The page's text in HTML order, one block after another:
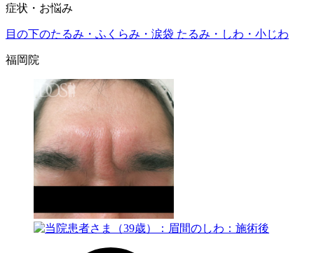
症状・お悩み
目の下のたるみ・ふくらみ・涙袋 たるみ・しわ・小じわ
福岡院